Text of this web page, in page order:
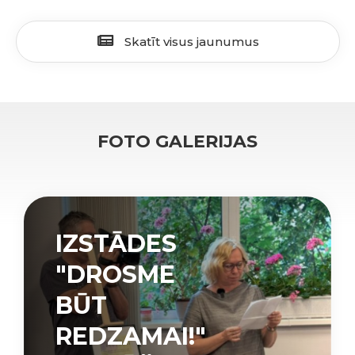
Skatīt visus jaunumus
FOTO GALERIJAS
IZSTĀDES
"DROSME
BŪT
REDZAMAI!"